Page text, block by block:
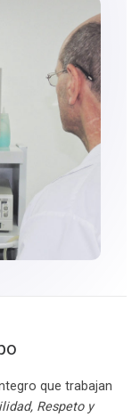
que trabajan
Respeto y